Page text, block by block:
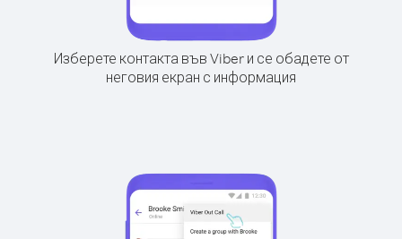
Изберете контакта във Viber и се обадете от
неговия екран с информация